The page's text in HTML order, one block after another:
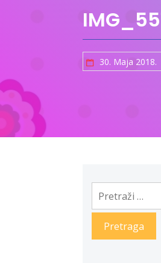
30. Maja 2018.
Pretraga: